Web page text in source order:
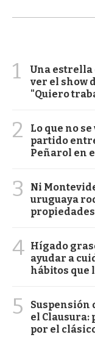
1
Una
ver el show
"Quiero
2
Lo que no
partido
Peñarol en
3
Ni
uruguaya
4 Hígado
ayudar a
hábitos que
5
Suspensión
el Clausura:
por el